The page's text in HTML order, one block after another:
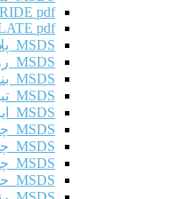
pdf
pdf
MSDS پلاستیکها pdf
MSDS روغن صنعتی 230 pdf
MSDS بنزین pdf
MSDS تینر pdf
MSDS ایزو بوتیل الکل pdf
MSDS چربیگیر فسفاته pdf
MSDS چسب مایع pdf
MSDS چسب آهن pdf
MSDS حلال AW 409 (چسب) pdf